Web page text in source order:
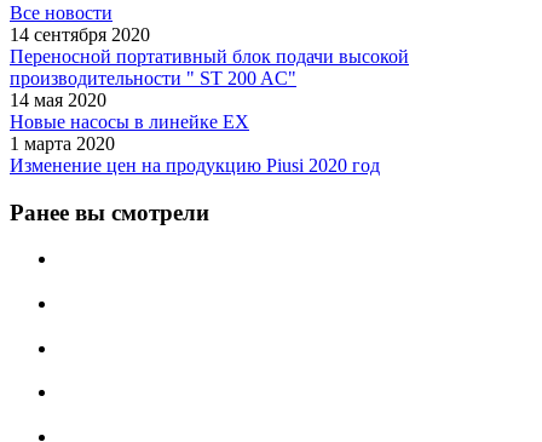
Все новости
14 сентября 2020
Переносной портативный блок подачи высокой
производительности " ST 200 AC"
14 мая 2020
Новые насосы в линейке EX
1 марта 2020
Изменение цен на продукцию Piusi 2020 год
Ранее вы смотрели